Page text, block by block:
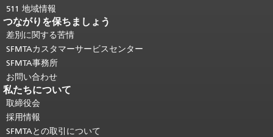
511 地域情報
つながりを保ちましょう
差別に関する苦情
SFMTAカスタマーサービスセンター
SFMTA事務所
お問い合わせ
私たちについて
取締役会
採用情報
SFMTAとの取引について